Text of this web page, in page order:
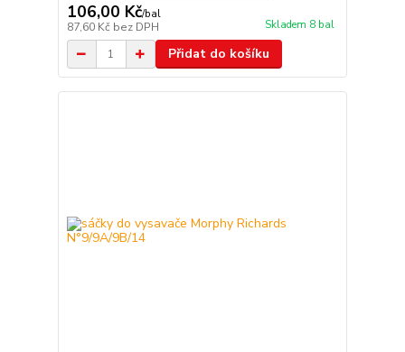
106,00 Kč/bal
87,60 Kč bez DPH Skladem 8 bal
Přidat do košíku